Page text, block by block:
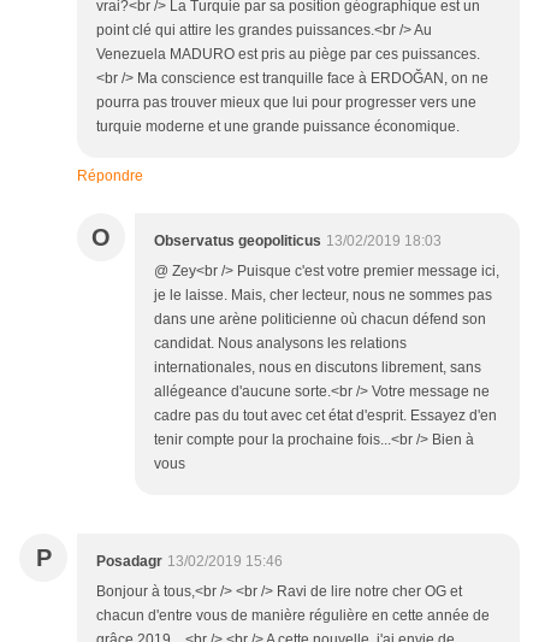
vrai?<br /> La Turquie par sa position géographique est un
point clé qui attire les grandes puissances.<br /> Au
Venezuela MADURO est pris au piège par ces puissances.
<br /> Ma conscience est tranquille face à ERDOĞAN, on ne
pourra pas trouver mieux que lui pour progresser vers une
turquie moderne et une grande puissance économique.
Répondre
O Observatus geopoliticus 13/02/2019 18:03
@ Zey<br /> Puisque c'est votre premier message ici,
je le laisse. Mais, cher lecteur, nous ne sommes pas
dans une arène politicienne où chacun défend son
candidat. Nous analysons les relations
internationales, nous en discutons librement, sans
allégeance d'aucune sorte.<br /> Votre message ne
cadre pas du tout avec cet état d'esprit. Essayez d'en
tenir compte pour la prochaine fois...<br /> Bien à
vous
P Posadagr 13/02/2019 15:46
Bonjour à tous,<br /> <br /> Ravi de lire notre cher OG et
chacun d'entre vous de manière régulière en cette année de